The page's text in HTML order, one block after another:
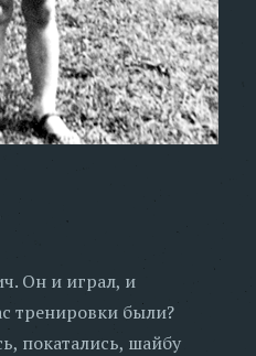
Он и играл, и
тренировки были?
покатались, шайбу